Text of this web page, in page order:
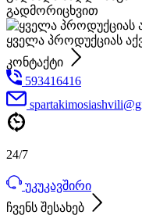
გადმორიცხვით
ყველა პროდუქციას
კონტაქტი
593416416
24/7
უკუკავშირი
ჩვენს შესახებ